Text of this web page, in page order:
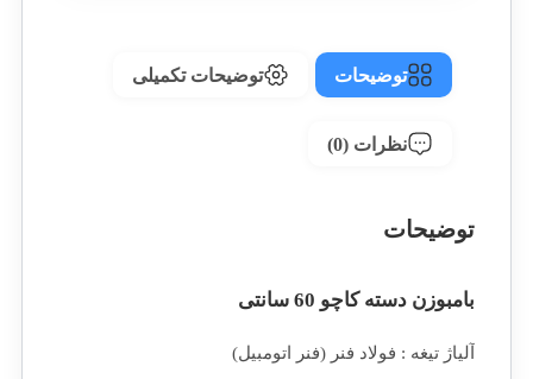
توضیحات توضیحات تکمیلی
نظرات (0)
توضیحات
بامبوزن دسته کاچو 60 سانتی
آلیاژ تیغه : فولاد فنر (فنر اتومبیل)